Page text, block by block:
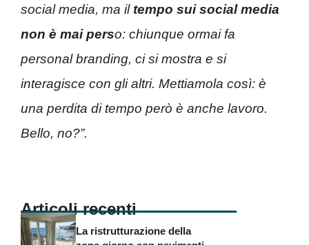
social media, ma il tempo sui social media
non è mai perso: chiunque ormai fa
personal branding, ci si mostra e si
interagisce con gli altri. Mettiamola così: è
una perdita di tempo però è anche lavoro.
Bello, no?”.
Articoli recenti
La ristrutturazione della